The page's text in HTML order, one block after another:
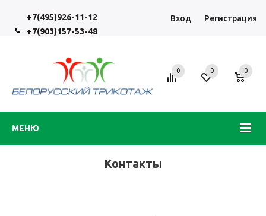
+7(495)926-11-12
+7(903)157-53-48
Вход Регистрация
МЕНЮ
0 0 0
Контакты